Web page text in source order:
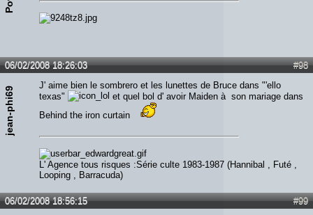
#98
06/02/2008 18:26:03
jean-phi69
J' aime bien le sombrero et les lunettes de Bruce dans "'ello
texas"
et quel bol d' avoir Maiden à son mariage dans
Behind the iron curtain
L' Agence tous risques :Série culte 1983-1987 (Hannibal , Futé ,
Looping , Barracuda)
#99
06/02/2008 18:56:15